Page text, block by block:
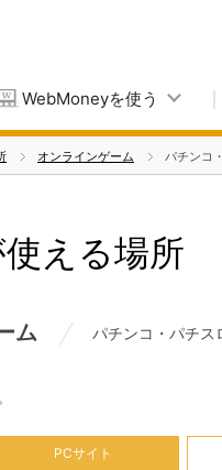
WebMoneyを使う
オンラインゲーム パチンコ
える場所
ム パチンコ・パチス
PCサイト